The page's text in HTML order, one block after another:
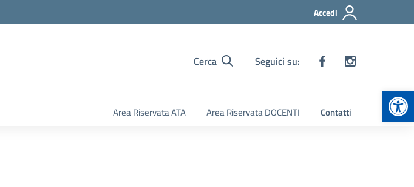
Accedi
Cerca Seguici su:
Area Riservata ATA Area Riservata DOCENTI Contatti